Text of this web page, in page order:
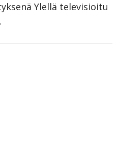
Ylellä televisioitu